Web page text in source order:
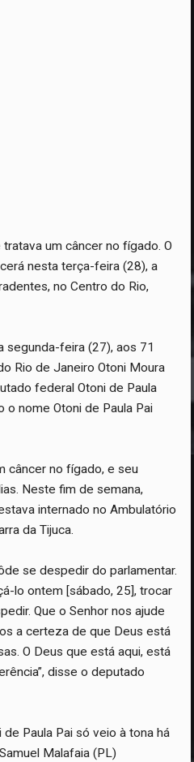
um câncer no fígado. O
nesta terça-feira (28), a
no Centro do Rio,
segunda-feira (27), aos 71
Rio de Janeiro Otoni Moura
federal Otoni de Paula
o nome Otoni de Paula Pai
câncer no fígado, e seu
Neste fim de semana,
internado no Ambulatório
da Tijuca.
se despedir do parlamentar.
lo ontem [sábado, 25], trocar
Que o Senhor nos ajude
a certeza de que Deus está
O Deus que está aqui, está
disse o deputado
Paula Pai só veio à tona há
Malafaia (PL)